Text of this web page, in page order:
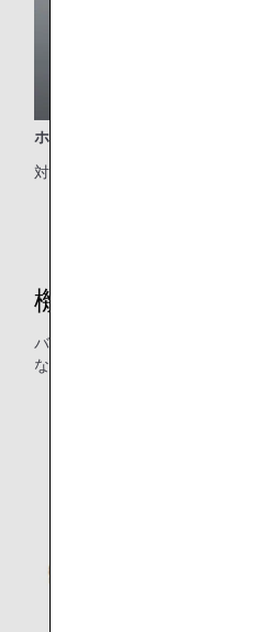
ホノルル線限定のプレミアムエ
対象クラス：プレミアムエコノミ
機内販売
バラエティ豊かなラインナップ
ならではのお手頃な価格で提供し